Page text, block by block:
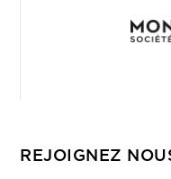
REJOIGNEZ